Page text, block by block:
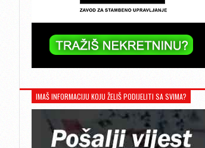
IMAŠ INFORMACIJU KOJU ŽELIŠ PODIJELITI SA SVIMA?